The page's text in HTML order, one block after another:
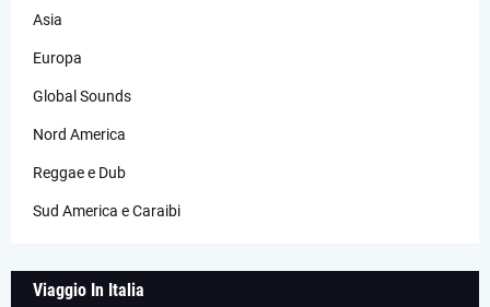
Asia
Europa
Global Sounds
Nord America
Reggae e Dub
Sud America e Caraibi
Viaggio In Italia